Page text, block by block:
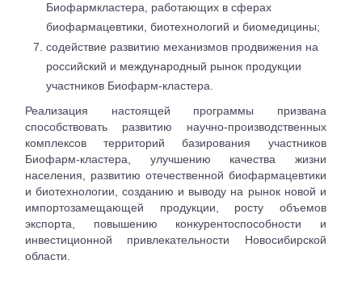
Биофармкластера, работающих в сферах
биофармацевтики, биотехнологий и биомедицины;
содействие развитию механизмов продвижения на
российский и международный рынок продукции
участников Биофарм-кластера.
Реализация настоящей программы призвана
способствовать развитию научно-производственных
комплексов территорий базирования участников
Биофарм-кластера, улучшению качества жизни
населения, развитию отечественной биофармацевтики
и биотехнологии, созданию и выводу на рынок новой и
импортозамещающей продукции, росту объемов
экспорта, повышению конкурентоспособности и
инвестиционной привлекательности Новосибирской
области.